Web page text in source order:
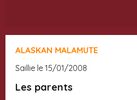
ALASKAN MALAMUTE
saillie le 15/01/2008
Les parents